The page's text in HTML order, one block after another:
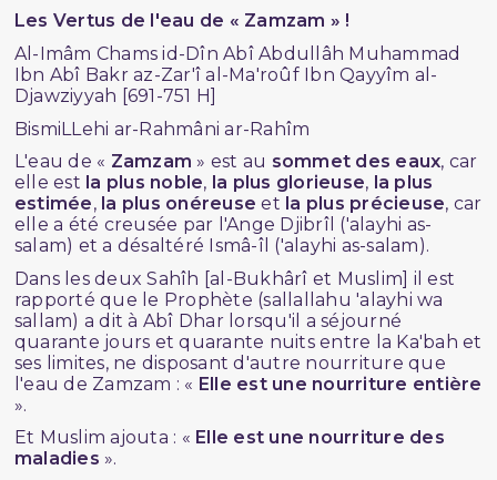
Les Vertus de l'eau de « Zamzam » !
Al-Imâm Chams id-Dîn Abî Abdullâh Muhammad
Ibn Abî Bakr az-Zar'î al-Ma'roûf Ibn Qayyîm al-
Djawziyyah [691-751 H]
BismiLLehi ar-Rahmâni ar-Rahîm
L'eau de « Zamzam » est au sommet des eaux, car
elle est la plus noble, la plus glorieuse, la plus
estimée, la plus onéreuse et la plus précieuse, car
elle a été creusée par l'Ange Djibrîl ('alayhi as-
salam) et a désaltéré Ismâ-îl ('alayhi as-salam).
Dans les deux Sahîh [al-Bukhârî et Muslim] il est
rapporté que le Prophète (sallallahu 'alayhi wa
sallam) a dit à Abî Dhar lorsqu'il a séjourné
quarante jours et quarante nuits entre la Ka'bah et
ses limites, ne disposant d'autre nourriture que
l'eau de Zamzam : « Elle est une nourriture entière
».
Et Muslim ajouta : « Elle est une nourriture des
maladies ».